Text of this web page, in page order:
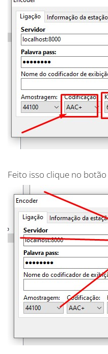
Feito isso clique no botão